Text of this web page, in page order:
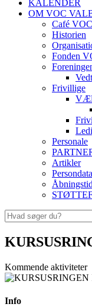
KALENDER
OM VOC
Café VOC
Historien
Fonden
Frivillige
Personale
Artikler
Persondata
Kommende aktiviteter
Info